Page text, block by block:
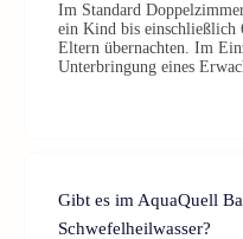
Im Standard
ein Kind bis einschließlich
Eltern übernachten. Im
Unterbringung eines
Gibt es im AquaQuell
Schwefelheilwasser?